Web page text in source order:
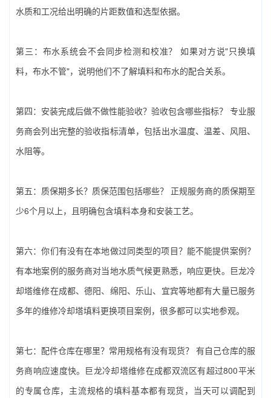
水质和工况给出明确的片距数值和选型依据。
第三：布水系统会不会同步检测和校准？‌ 如果对方说"只换填
料，布水不管"，说明他们不了解填料和布水的配合关系。
第四：安装完成后做不做性能验收？验收包含哪些指标？‌ 专业服
务商会列出完整的验收指标清单，包括出水温度、温差、风阻、
水阻等。
第五：质保期多长？质保范围包括哪些？‌ 正规服务商的质保期至
少6个月以上，且明确包含填料本身和安装工艺。
第六：你们有没有在本地做过同类型的项目？能不能提供案例？‌
有本地案例的服务商对当地水质气候更熟悉，响应更快。巨龙冷
却塔维修在成都、德阳、绵阳、乐山、宜宾等地都有大量已服务
多年的‌维修冷却塔填料更换‌项目案例，很多都可以实地参观。
第七：配件仓库在哪里？常用规格有没有现货？‌ 有自己仓库的服
务商响应速度快。巨龙冷却塔维修在成都双流区有超过800平米
的专属仓库，主流规格的填料基本都有现货，当天可以调配到